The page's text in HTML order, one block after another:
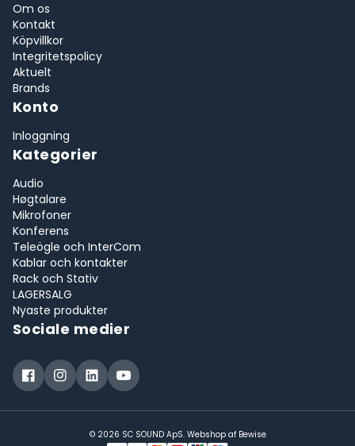
Om os
Kontakt
Köpvillkor
Integritetspolicy
Aktuelt
Brands
Konto
Inloggning
Kategorier
Audio
Høgtalare
Mikrofoner
Konferens
Teleögle och InterCom
Kablar och kontakter
Rack och Stativ
LAGERSALG
Nyaste produkter
Sociale medier
© 2026 SC SOUND ApS. Webshop af Bewise